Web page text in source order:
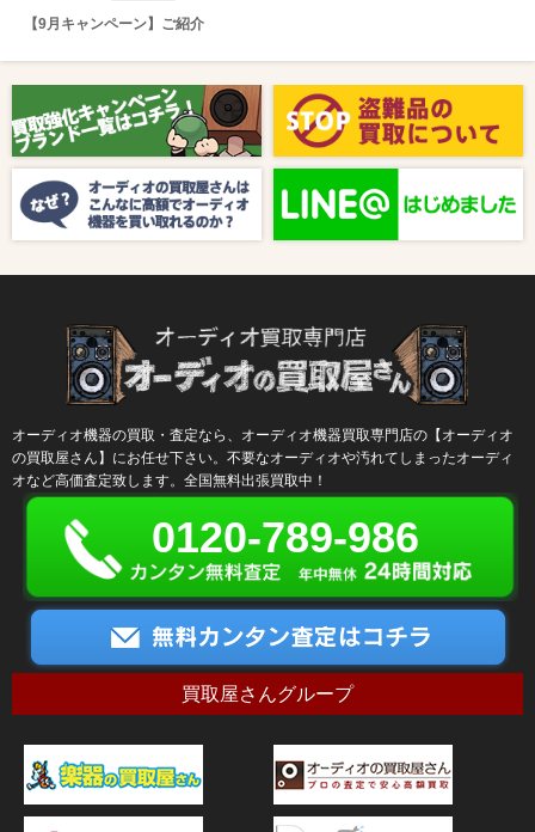
【9月キャンペーン】ご紹介
【8月キャンペーン】ご紹介
2024/10/04 新着情報
【ラジオ番組放送のお知らせ】
オーディオ機器の買取・査定なら、オーディオ機器買取専門店の【オーディオ
の買取屋さん】にお任せ下さい。不要なオーディオや汚れてしまったオーディ
オなど高価査定致します。全国無料出張買取中！
0120-789-986
買取屋さんグループ